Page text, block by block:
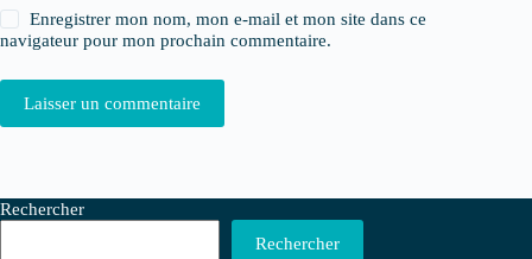
Enregistrer mon nom, mon e-mail et mon site dans ce
navigateur pour mon prochain commentaire.
Laisser un commentaire
Rechercher
Rechercher